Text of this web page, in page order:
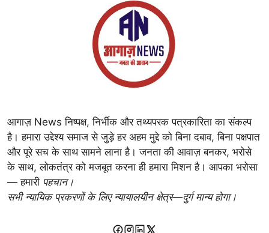
आगाज़ News निष्पक्ष, निर्भीक और तथ्यपरक पत्रकारिता का संकल्प
है। हमारा उद्देश्य समाज से जुड़े हर अहम मुद्दे को बिना दबाव, बिना पक्षपात
और पूरे सच के साथ सामने लाना है। जनता की आवाज़ बनकर, भरोसे
के साथ, लोकतंत्र को मजबूत करना ही हमारा मिशन है। आपका भरोसा
— हमारी पहचान।
सभी न्यायिक प्रकरणों के लिए न्यायालयीन क्षेत्र—दुर्ग मान्य होगा।